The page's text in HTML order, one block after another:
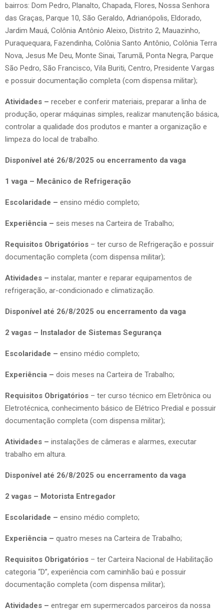
bairros: Dom Pedro, Planalto, Chapada, Flores, Nossa Senhora
das Graças, Parque 10, São Geraldo, Adrianópolis, Eldorado,
Jardim Mauá, Colônia Antônio Aleixo, Distrito 2, Mauazinho,
Puraquequara, Fazendinha, Colônia Santo Antônio, Colônia Terra
Nova, Jesus Me Deu, Monte Sinai, Tarumã, Ponta Negra, Parque
São Pedro, São Francisco, Vila Buriti, Centro, Presidente Vargas
e possuir documentação completa (com dispensa militar);
Atividades – receber e conferir materiais, preparar a linha de
produção, operar máquinas simples, realizar manutenção básica,
controlar a qualidade dos produtos e manter a organização e
limpeza do local de trabalho.
Disponível até 26/8/2025 ou encerramento da vaga
1 vaga – Mecânico de Refrigeração
Escolaridade – ensino médio completo;
Experiência – seis meses na Carteira de Trabalho;
Requisitos Obrigatórios – ter curso de Refrigeração e possuir
documentação completa (com dispensa militar);
Atividades – instalar, manter e reparar equipamentos de
refrigeração, ar-condicionado e climatização.
Disponível até 26/8/2025 ou encerramento da vaga
2 vagas – Instalador de Sistemas Segurança
Escolaridade – ensino médio completo;
Experiência – dois meses na Carteira de Trabalho;
Requisitos Obrigatórios – ter curso técnico em Eletrônica ou
Eletrotécnica, conhecimento básico de Elétrico Predial e possuir
documentação completa (com dispensa militar);
Atividades – instalações de câmeras e alarmes, executar
trabalho em altura.
Disponível até 26/8/2025 ou encerramento da vaga
2 vagas – Motorista Entregador
Escolaridade – ensino médio completo;
Experiência – quatro meses na Carteira de Trabalho;
Requisitos Obrigatórios – ter Carteira Nacional de Habilitação
categoria “D”, experiência com caminhão baú e possuir
documentação completa (com dispensa militar);
Atividades – entregar em supermercados parceiros da nossa